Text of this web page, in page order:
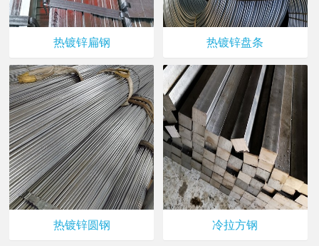
热镀锌扁钢 热镀锌盘条
热镀锌圆钢 冷拉方钢